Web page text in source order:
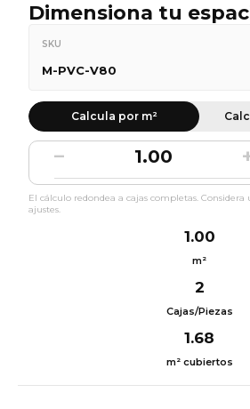
Dimensiona tu
SKU
M-PVC-V80
Calcula por m²
−
El cálculo redondea a cajas completas.
ajustes.
1.00
m²
2
Cajas/Piezas
1.68
m² cubiertos